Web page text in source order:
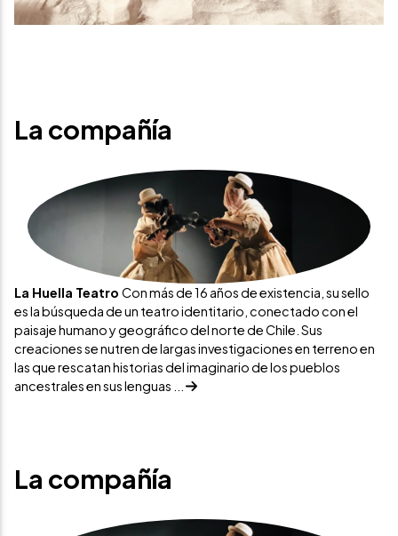
La compañía
La Huella Teatro Con más de 16 años de existencia, su sello
es la búsqueda de un teatro identitario, conectado con el
paisaje humano y geográfico del norte de Chile. Sus
creaciones se nutren de largas investigaciones en terreno en
las que rescatan historias del imaginario de los pueblos
ancestrales en sus lenguas ...
La compañía